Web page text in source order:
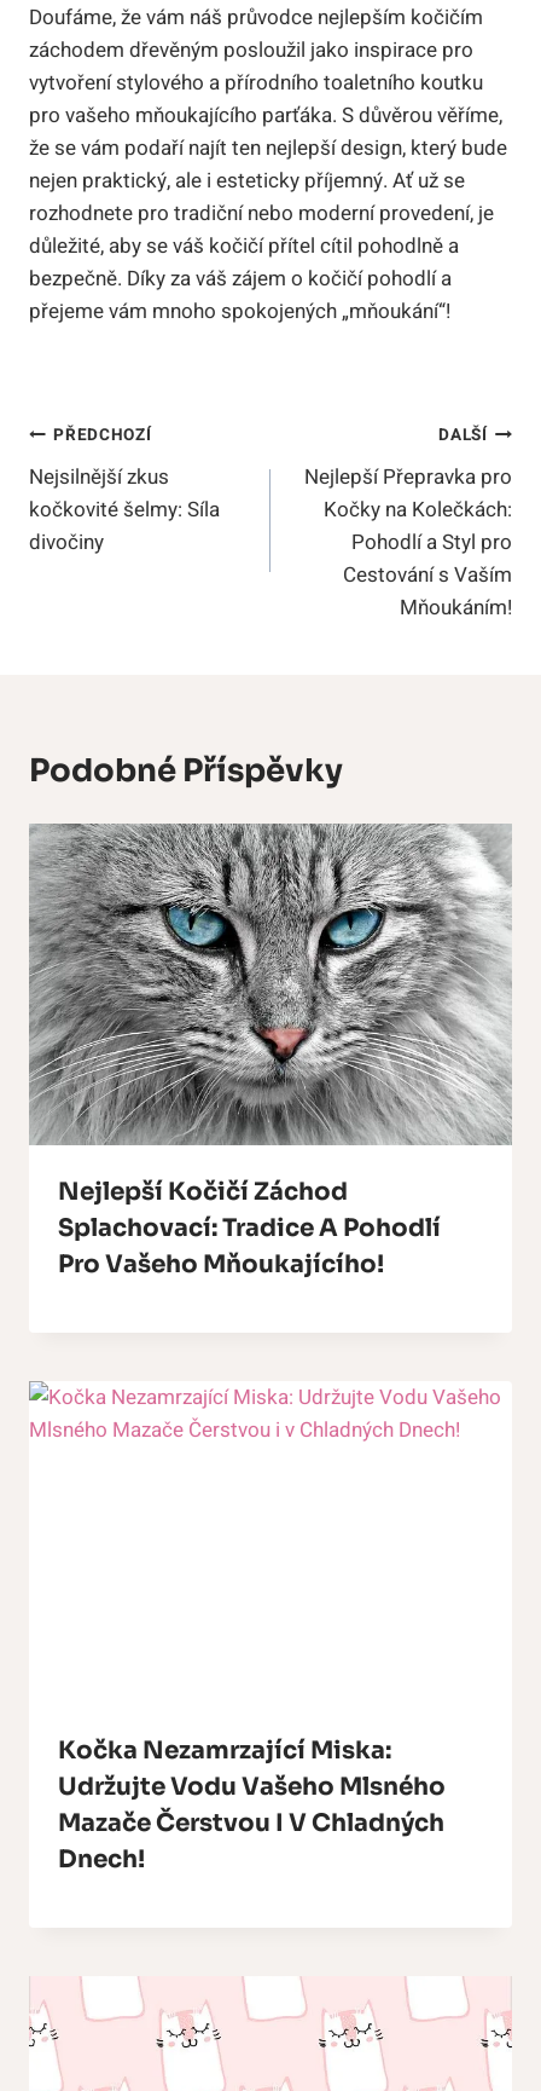
Doufáme, že vám náš průvodce nejlepším kočičím
záchodem dřevěným posloužil jako inspirace pro
vytvoření stylového a přírodního toaletního koutku
pro vašeho mňoukajícího parťáka. S důvěrou věříme,
že se vám podaří najít ten nejlepší design, který bude
nejen praktický, ale i esteticky příjemný. Ať už se
rozhodnete pro tradiční nebo moderní provedení, je
důležité, aby se váš kočičí přítel cítil pohodlně a
bezpečně. Díky za váš zájem o kočičí pohodlí a
přejeme vám mnoho spokojených „mňoukání“!
Navigace
Pro
Příspěvek
PŘEDCHOZÍ
Nejsilnější zkus
kočkovité šelmy: Síla
divočiny
DALŠÍ
Nejlepší Přepravka pro
Kočky na Kolečkách:
Pohodlí a Styl pro
Cestování s Vaším
Mňoukáním!
Podobné Příspěvky
Nejlepší Kočičí Záchod
Splachovací: Tradice A Pohodlí
Pro Vašeho Mňoukajícího!
Kočka Nezamrzající Miska:
Udržujte Vodu Vašeho Mlsného
Mazače Čerstvou I V Chladných
Dnech!